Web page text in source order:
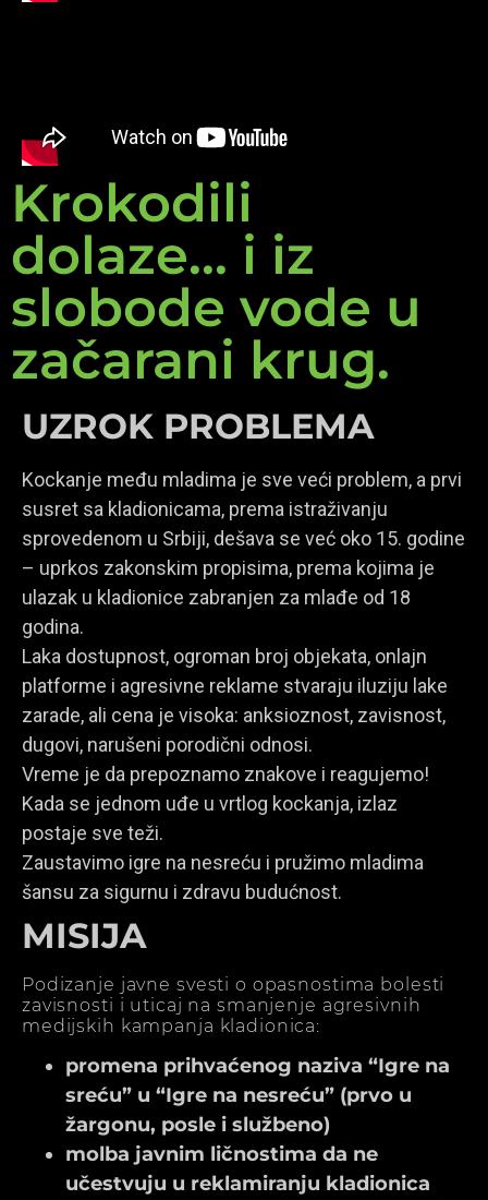
Krokodili
dolaze... i iz
slobode vode u
začarani krug.
UZROK PROBLEMA
Kockanje među mladima je sve veći problem, a prvi
susret sa kladionicama, prema istraživanju
sprovedenom u Srbiji, dešava se već oko 15. godine
– uprkos zakonskim propisima, prema kojima je
ulazak u kladionice zabranjen za mlađe od 18
godina.
Laka dostupnost, ogroman broj objekata, onlajn
platforme i agresivne reklame stvaraju iluziju lake
zarade, ali cena je visoka: anksioznost, zavisnost,
dugovi, narušeni porodični odnosi.
Vreme je da prepoznamo znakove i reagujemo!
Kada se jednom uđe u vrtlog kockanja, izlaz
postaje sve teži.
Zaustavimo igre na nesreću i pružimo mladima
šansu za sigurnu i zdravu budućnost.
MISIJA
Podizanje javne svesti o opasnostima bolesti
zavisnosti i uticaj na smanjenje agresivnih
medijskih kampanja kladionica:
promena prihvaćenog naziva “Igre na
sreću” u “Igre na nesreću” (prvo u
žargonu, posle i službeno)
molba javnim ličnostima da ne
učestvuju u reklamiranju kladionica